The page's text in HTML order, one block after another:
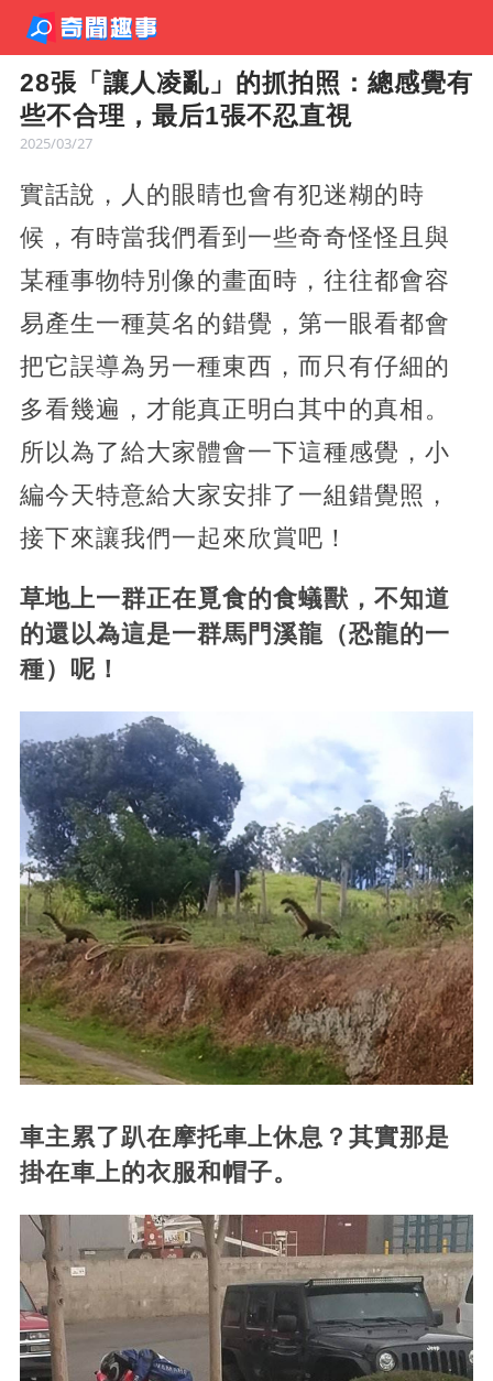
28張「讓人凌亂」的抓拍照：總感覺有
些不合理，最后1張不忍直視
2025/03/27
實話說，人的眼睛也會有犯迷糊的時
候，有時當我們看到一些奇奇怪怪且與
某種事物特別像的畫面時，往往都會容
易產生一種莫名的錯覺，第一眼看都會
把它誤導為另一種東西，而只有仔細的
多看幾遍，才能真正明白其中的真相。
所以為了給大家體會一下這種感覺，小
編今天特意給大家安排了一組錯覺照，
接下來讓我們一起來欣賞吧！
草地上一群正在覓食的食蟻獸，不知道
的還以為這是一群馬門溪龍（恐龍的一
種）呢！
車主累了趴在摩托車上休息？其實那是
掛在車上的衣服和帽子。